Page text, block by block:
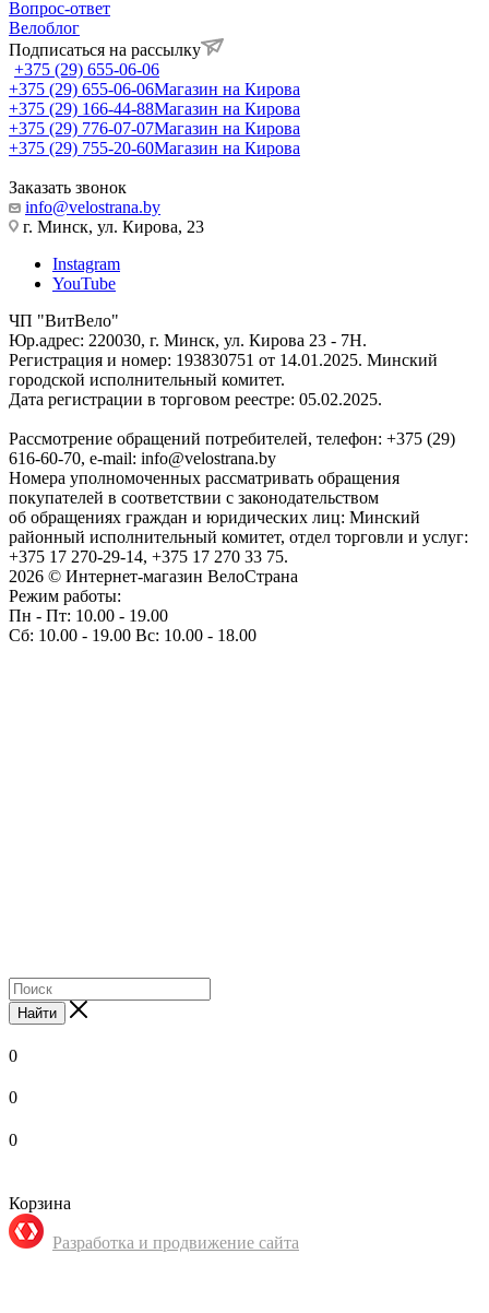
Вопрос-ответ
Велоблог
Подписаться на рассылку
+375 (29) 655-06-06
+375 (29) 655-06-06Магазин на Кирова
+375 (29) 166-44-88Магазин на Кирова
+375 (29) 776-07-07Магазин на Кирова
+375 (29) 755-20-60Магазин на Кирова
Заказать звонок
info@velostrana.by
г. Минск, ул. Кирова, 23
Instagram
YouTube
ЧП "ВитВело"
Юр.адрес: 220030, г. Минск, ул. Кирова 23 - 7Н.
Регистрация и номер: 193830751 от 14.01.2025. Минский
городской исполнительный комитет.
Дата регистрации в торговом реестре: 05.02.2025.
Рассмотрение обращений потребителей, телефон: +375 (29)
616-60-70, e-mail: info@velostrana.by
Номера уполномоченных рассматривать обращения
покупателей в соответствии с законодательством
об обращениях граждан и юридических лиц: Минский
районный исполнительный комитет, отдел торговли и услуг:
+375 17 270-29-14, +375 17 270 33 75.
2026 © Интернет-магазин ВелоСтрана
Режим работы:
Пн - Пт: 10.00 - 19.00
Сб: 10.00 - 19.00 Вс: 10.00 - 18.00
Найти
0
0
0
Корзина
Разработка и продвижение сайта